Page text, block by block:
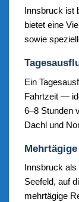
Innsbruck ist
bietet eine
sowie
Ein
Fahrtzeit —
6–8 Stunden
Dachl und
Innsbruck als
Seefeld, auf
mehrtägige